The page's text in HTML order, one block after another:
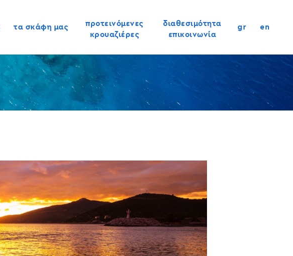
τα σκάφη μας
προτεινόμενες
κρουαζιέρες
διαθεσιμότητα
επικοινωνία
gr en